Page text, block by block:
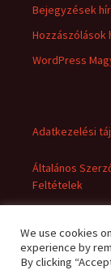
Bejegyzések
Hozzászólások
WordPress
Adatkezelési
Általános
Feltételek
We use cookies
experience by
By clicking